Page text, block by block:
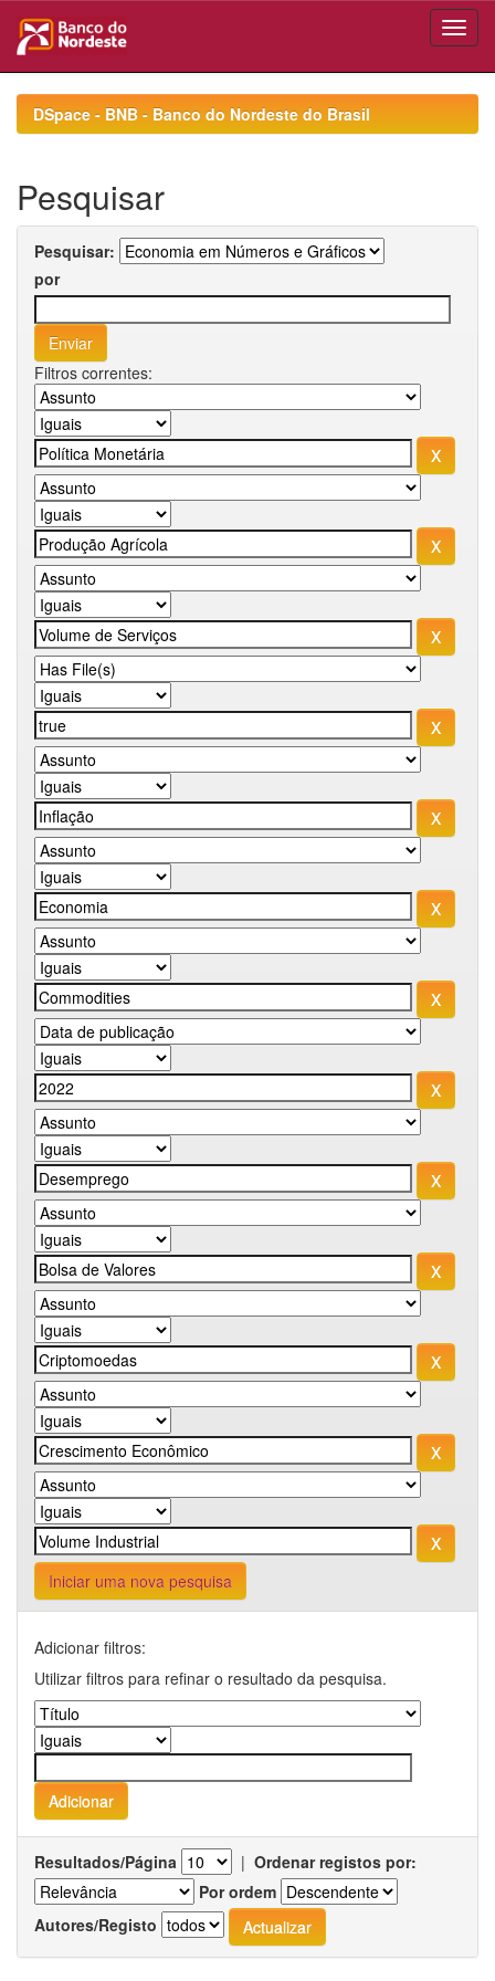
navigationDSpace - BNB - Banco do Nordeste do Brasil
Pesquisar
Pesquisar:
por
Filtros correntes:
Iniciar uma nova pesquisa
Adicionar filtros:
Utilizar filtros para refinar o resultado da pesquisa.
Resultados/Página | Ordenar registos por:
Por ordem
Autores/Registo